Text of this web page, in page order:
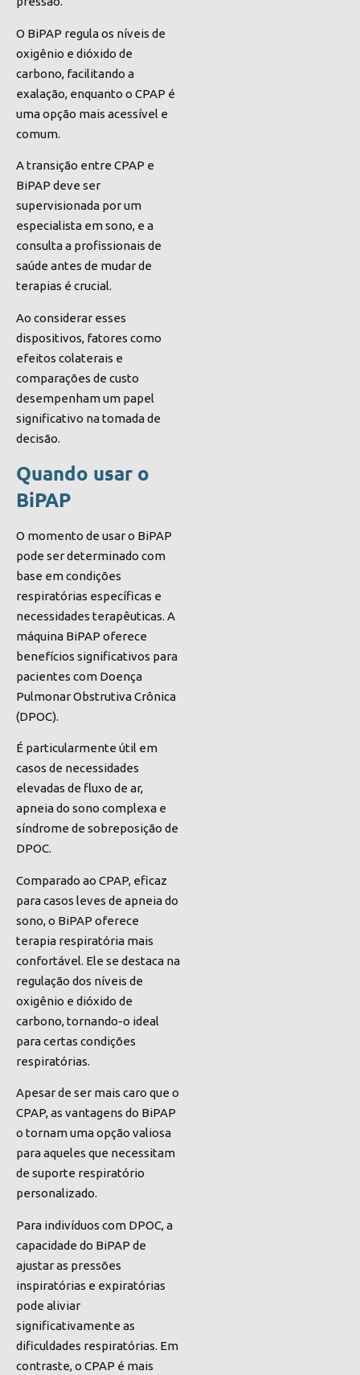
O BiPAP regula os níveis de
oxigênio e dióxido de
carbono, facilitando a
exalação, enquanto o CPAP é
uma opção mais acessível e
comum.
A transição entre CPAP e
BiPAP deve ser
supervisionada por um
especialista em sono, e a
consulta a profissionais de
saúde antes de mudar de
terapias é crucial.
Ao considerar esses
dispositivos, fatores como
efeitos colaterais e
comparações de custo
desempenham um papel
significativo na tomada de
decisão.
Quando usar o
BiPAP
O momento de usar o BiPAP
pode ser determinado com
base em condições
respiratórias específicas e
necessidades terapêuticas. A
máquina BiPAP oferece
benefícios significativos para
pacientes com Doença
Pulmonar Obstrutiva Crônica
(DPOC).
É particularmente útil em
casos de necessidades
elevadas de fluxo de ar,
apneia do sono complexa e
síndrome de sobreposição de
DPOC.
Comparado ao CPAP, eficaz
para casos leves de apneia do
sono, o BiPAP oferece
terapia respiratória mais
confortável. Ele se destaca na
regulação dos níveis de
oxigênio e dióxido de
carbono, tornando-o ideal
para certas condições
respiratórias.
Apesar de ser mais caro que o
CPAP, as vantagens do BiPAP
o tornam uma opção valiosa
para aqueles que necessitam
de suporte respiratório
personalizado.
Para indivíduos com DPOC, a
capacidade do BiPAP de
ajustar as pressões
inspiratórias e expiratórias
pode aliviar
significativamente as
dificuldades respiratórias. Em
contraste, o CPAP é mais